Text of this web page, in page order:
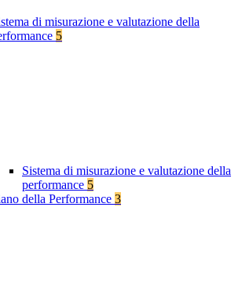
di misurazione e valutazione della
5
Sistema di misurazione e valutazione della
performance 5
della Performance 3